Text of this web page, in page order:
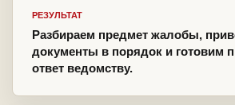
РЕЗУЛЬТАТ
Разбираем предмет жалобы,
документы в порядок и готовим
ответ ведомству.